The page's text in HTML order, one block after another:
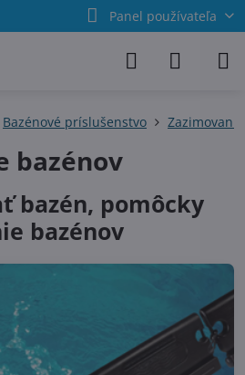
Panel používateľa
Bazénové príslušenstvo
bazénov
bazén, pomôcky
bazénov